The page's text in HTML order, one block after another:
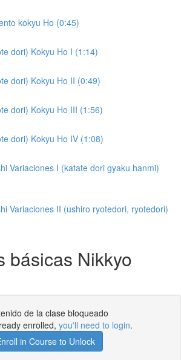
kokyu Ho (0:45)
dori) Kokyu Ho I (1:14)
dori) Kokyu Ho II (0:49)
dori) Kokyu Ho III (1:56)
dori) Kokyu Ho IV (1:08)
Variaciones I (katate dori gyaku hanmi)
Variaciones II (ushiro ryotedori, ryotedori)
básicas Nikkyo
de la clase bloqueado
enrolled, you'll need to login.
in Course to Unlock